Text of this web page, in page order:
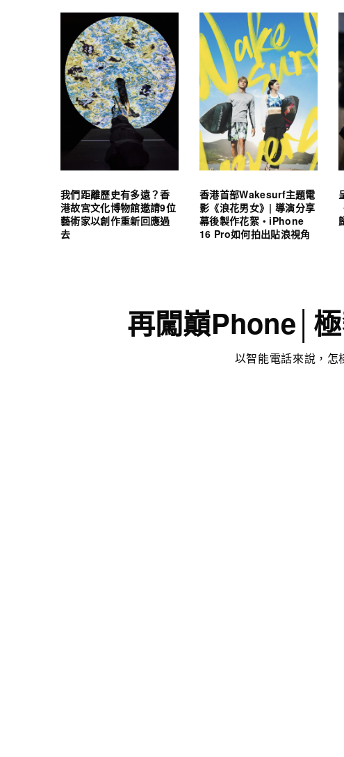
我們距離歷史有多遠？香
港故宮文化博物館邀請9位
藝術家以創作重新回應過
去
香港首部Wakesurf主題電
影《浪花男女》| 導演分享
幕後製作花絮・iPhone
16 Pro如何拍出貼浪視角
再闖巔Phone│
以智能電話來說，怎